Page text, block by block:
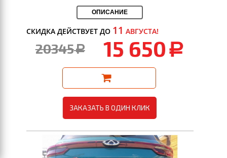
ОПИСАНИЕ
СКИДКА ДЕЙСТВУЕТ ДО 11 АВГУСТА!
20345a 15 650 a
ЗАКАЗАТЬ В ОДИН КЛИК